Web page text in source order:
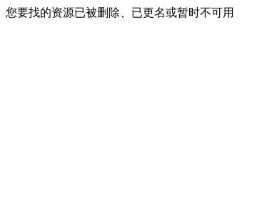
您要找的资源已被删除、已更名或暂时不可用